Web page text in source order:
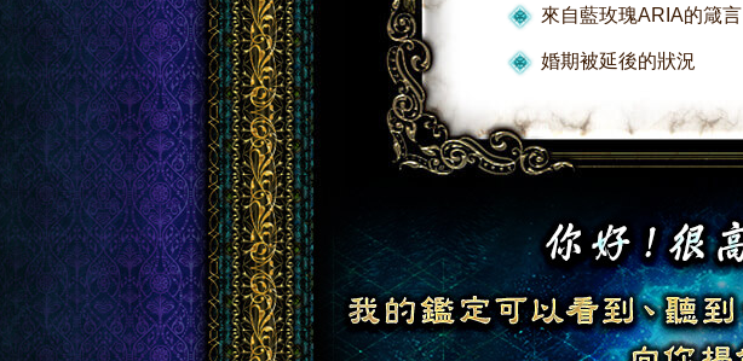
來自藍玫瑰ARIA的箴言
婚期被延後的狀況